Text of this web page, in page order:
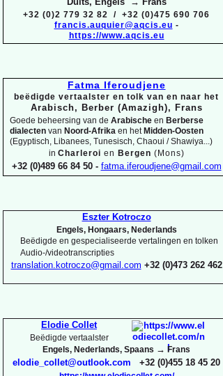
+32 (0)2 779 32 82 / +32 (0)475 690 706
francis.auquier@aqcis.eu -
https://www.aqcis.eu
Fatma Iferoudjene
beëdigde vertaalster en tolk van en naar het
Arabisch, Berber (Amazigh), Frans
Goede beheersing van de Arabische en Berberse
dialecten van Noord-Afrika en hetMidden-Oosten
(Egyptisch, Libanees, Tunesisch, Chaoui / Shawiya...)
in Charleroi en Bergen (Mons)
+32 (0)489 66 84 50 - fatma.iferoudjene@gmail.com
Eszter Kotroczo
Engels, Hongaars, Nederlands
Beëdigde en gespecialiseerde vertalingen en tolken
Audio-/videotranscripties
translation.kotroczo@gmail.com +32 (0)473 262 462
Elodie Collet
Beëdigde vertaalster
Engels, Nederlands, Spaans → Frans
elodie_collet@outlook.com +32 (0)455 18 45 20